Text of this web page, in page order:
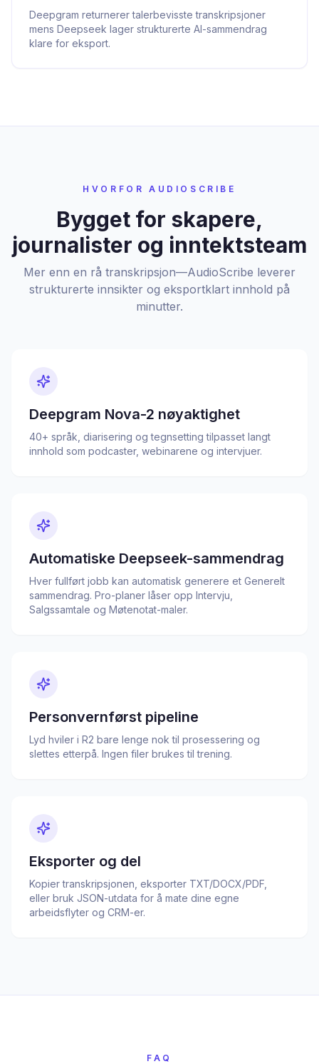
Deepgram returnerer talerbevisste transkripsjoner
mens Deepseek lager strukturerte AI-sammendrag
klare for eksport.
HVORFOR AUDIOSCRIBE
Bygget for skapere,
journalister og inntektsteam
Mer enn en rå transkripsjon—AudioScribe leverer
strukturerte innsikter og eksportklart innhold på
minutter.
Deepgram Nova-2 nøyaktighet
40+ språk, diarisering og tegnsetting tilpasset langt
innhold som podcaster, webinarene og intervjuer.
Automatiske Deepseek-sammendrag
Hver fullført jobb kan automatisk generere et Generelt
sammendrag. Pro-planer låser opp Intervju,
Salgssamtale og Møtenotat-maler.
Personvernførst pipeline
Lyd hviler i R2 bare lenge nok til prosessering og
slettes etterpå. Ingen filer brukes til trening.
Eksporter og del
Kopier transkripsjonen, eksporter TXT/DOCX/PDF,
eller bruk JSON-utdata for å mate dine egne
arbeidsflyter og CRM-er.
FAQ